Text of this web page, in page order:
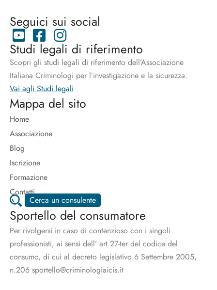
Seguici sui social
Studi legali di riferimento
Scopri gli studi legali di riferimento dell’Associazione
Italiana Criminologi per l’investigazione e la sicurezza.
Vai agli Studi legali
Mappa del sito
Home
Associazione
Blog
Iscrizione
Formazione
Contatti
Cerca un consulente
Sportello del consumatore
Per rivolgersi in caso di contenzioso con i singoli
professionisti, ai sensi dell’ art.27-ter del codice del
consumo, di cui al decreto legislativo 6 Settembre 2005,
n.206 sportello@criminologiaicis.it